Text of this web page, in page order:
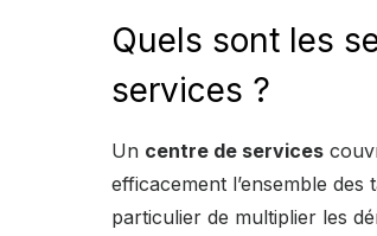
Quels sont les
services ?
Un centre de services
efficacement l’ensemble des
particulier de multiplier les